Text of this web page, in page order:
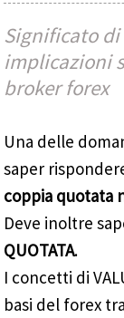
Significato
implicazioni
broker forex
Una delle
saper
coppia quotata
Deve inoltre
QUOTATA.
I concetti di
basi del forex